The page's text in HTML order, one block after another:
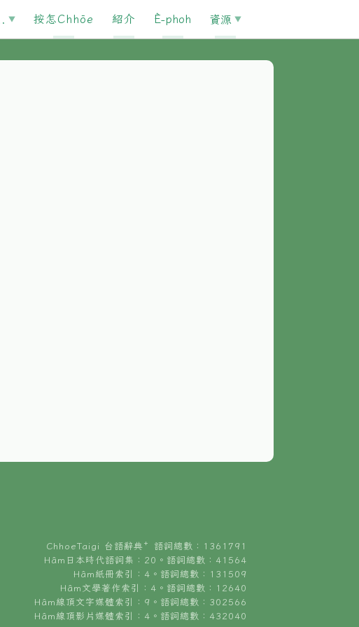
按怎Chhōe 紹介 È-phoh 資源
ChhoeTaigi 台語辭典⁺ 語詞總數：1361791
Hâm日本時代語詞集：20。語詞總數：41564
Hâm紙冊索引：4。語詞總數：131509
Hâm文學著作索引：4。語詞總數：12640
Hâm線頂文字媒體索引：9。語詞總數：302566
Hâm線頂影片媒體索引：4。語詞總數：432040